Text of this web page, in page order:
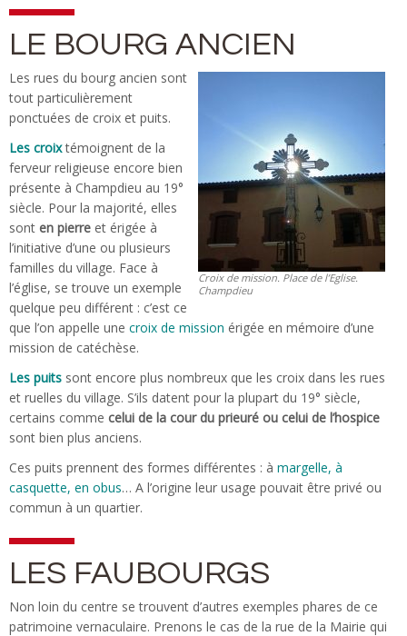
LE BOURG ANCIEN
Croix de mission. Place de l’Eglise.
Champdieu
Les rues du bourg ancien sont
tout particulièrement
ponctuées de croix et puits.
Les croixtémoignent de la
ferveur religieuse encore bien
présente à Champdieu au 19°
siècle. Pour la majorité, elles
sont en pierre et érigée à
l’initiative d’une ou plusieurs
familles du village. Face à
l’église, se trouve un exemple
quelque peu différent : c’est ce
que l’on appelle une croix de mission érigée en mémoire d’une
mission de catéchèse.
Les puits sont encore plus nombreux que les croix dans les rues
et ruelles du village. S’ils datent pour la plupart du 19° siècle,
certains comme celui de la cour du prieuré ou celui de l’hospice
sont bien plus anciens.
Ces puits prennent des formes différentes : à margelle, à
casquette, en obus… A l’origine leur usage pouvait être privé ou
commun à un quartier.
LES FAUBOURGS
Non loin du centre se trouvent d’autres exemples phares de ce
patrimoine vernaculaire. Prenons le cas de la rue de la Mairie qui